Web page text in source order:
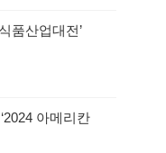
품산업대전’
아메리칸